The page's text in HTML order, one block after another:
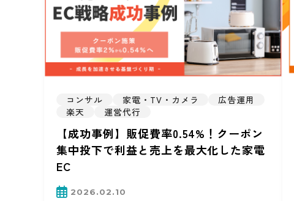
コンサル 家電・TV・カメラ
広告運用
楽天
運営代行
【成功事例】販促費率0.54%！クーポン
集中投下で利益と売上を最大化した家電
EC
2026.02.10